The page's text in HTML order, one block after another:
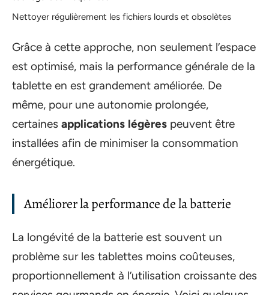
Nettoyer régulièrement les fichiers lourds et obsolètes
Grâce à cette approche, non seulement l’espace
est optimisé, mais la performance générale de la
tablette en est grandement améliorée. De
même, pour une autonomie prolongée,
certaines applications légères peuvent être
installées afin de minimiser la consommation
énergétique.
Améliorer la performance de la batterie
La longévité de la batterie est souvent un
problème sur les tablettes moins coûteuses,
proportionnellement à l’utilisation croissante des